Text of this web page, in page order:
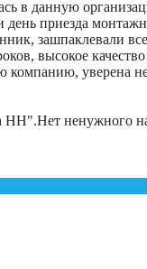
в данную
день приезда
зашпаклевали
высокое
уверена
ненужного